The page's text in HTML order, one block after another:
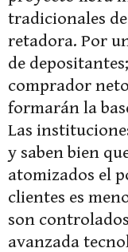
tradicionales
retadora. Por
de
comprador
formarán la
Las
y saben bien
atomizados el
clientes es
son
avanzada